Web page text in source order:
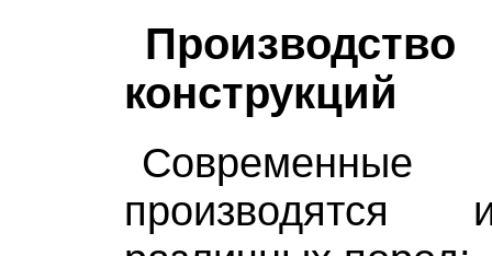
конструкций
Современные
производятся